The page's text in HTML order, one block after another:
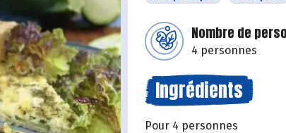
Nombre de
4 personnes
Ingrédients
Pour 4 personnes